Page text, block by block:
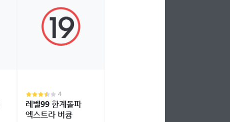
4
레벨99 한계돌파
엑스트라 버큠